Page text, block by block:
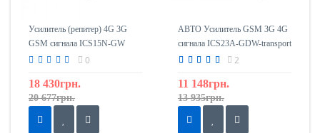
Усилитель (репитер) 4G 3G
GSM сигнала ICS15N-GW
900/2100
0
18 430грн.
20 677грн.
АВТО Усилитель GSM 3G 4G
сигнала ICS23А-GDW-transport
(репитер) 900/1800/2100mHz
2
11 148грн.
13 935грн.